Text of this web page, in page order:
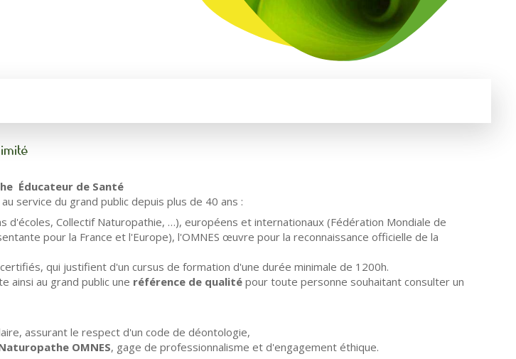
Éducateur de Santé
service du grand public depuis plus de 40 ans :
d'écoles, Collectif Naturopathie, …), européens et internationaux (Fédération Mondiale de
pour la France et l'Europe), l'OMNES œuvre pour la reconnaissance officielle de la
certifiés, qui justifient d'un cursus de formation d'une durée minimale de 1200h.
ainsi au grand public une référence de qualitépour toute personne souhaitant consulter un
assurant le respect d'un code de déontologie,
OMNES, gage de professionnalisme et d'engagement éthique.